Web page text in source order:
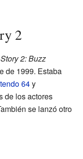
2
2: Buzz
de 1999. Estaba
64y
de los actores
se lanzó otro